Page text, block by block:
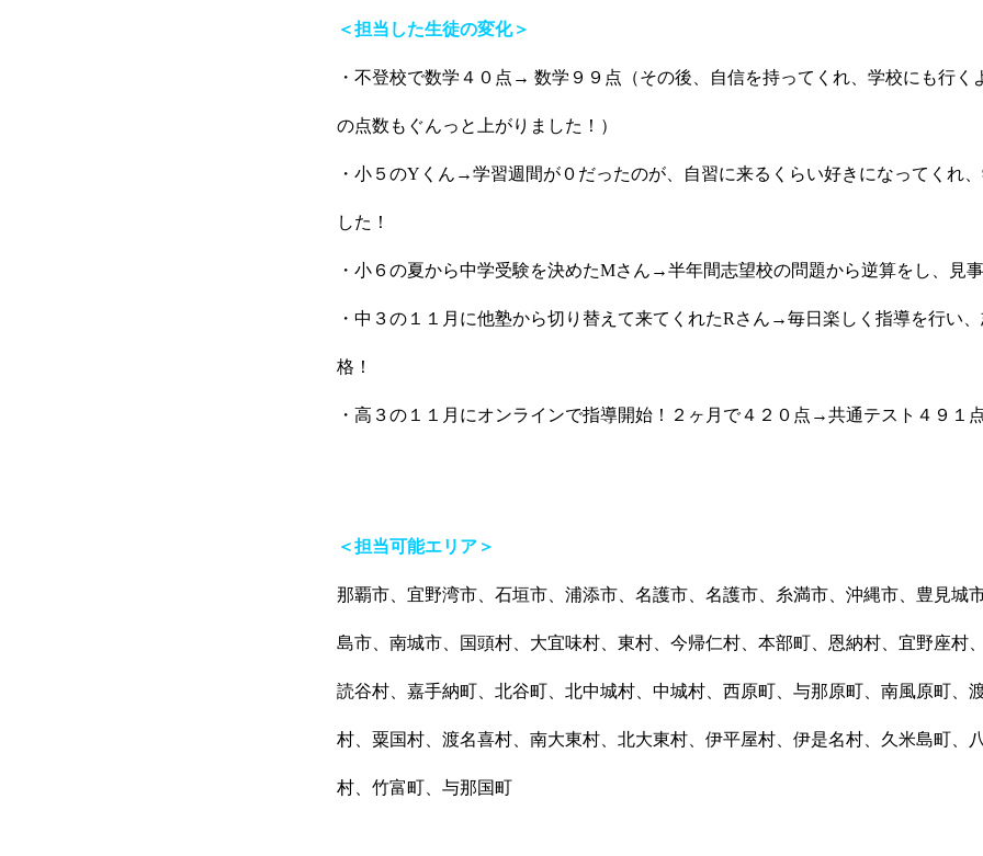
＜担当した生徒の変化＞
・不登校で数学４０点→ 数学９９点（その後、自信を持ってくれ、学校にも行く
の点数もぐんっと上がりました！）
・小５のYくん→学習週間が０だったのが、自習に来るくらい好きになってくれ
した！
・小６の夏から中学受験を決めたMさん→半年間志望校の問題から逆算をし、見事
・中３の１１月に他塾から切り替えて来てくれたRさん→毎日楽しく指導を行い
格！
・高３の１１月にオンラインで指導開始！２ヶ月で４２０点→共通テスト４９１
＜担当可能エリア＞
那覇市、宜野湾市、石垣市、浦添市、名護市、名護市、糸満市、沖縄市、豊見城
島市、南城市、国頭村、大宜味村、東村、今帰仁村、本部町、恩納村、宜野座村
読谷村、嘉手納町、北谷町、北中城村、中城村、西原町、与那原町、南風原町、
村、粟国村、渡名喜村、南大東村、北大東村、伊平屋村、伊是名村、久米島町、
村、竹富町、与那国町